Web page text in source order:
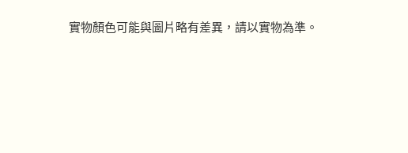
實物顏色可能與圖片略有差異，請以實物為準。